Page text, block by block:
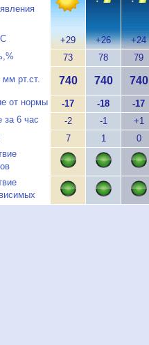
рт.ст.
от нормы
за 6 час
+29
73
740
-17
-2
7
+26
78
740
-18
-1
1
+24
79
740
-17
+1
0